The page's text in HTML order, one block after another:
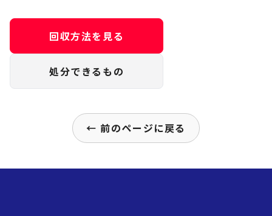
回収方法を見る
処分できるもの
← 前のページに戻る